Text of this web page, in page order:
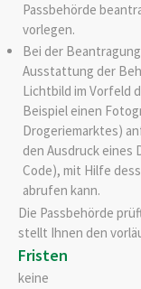
Passbehörde
vorlegen.
Bei der
Ausstattung der
Lichtbild im Vorfeld
Beispiel einen
Drogeriemarktes)
den Ausdruck eines
Code), mit Hilfe
abrufen kann.
Die Passbehörde
stellt Ihnen den
Fristen
keine